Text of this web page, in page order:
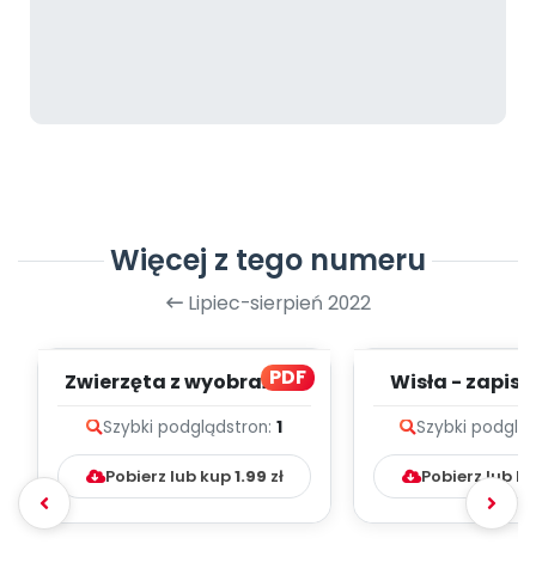
Więcej z tego numeru
Lipiec-sierpień 2022
PDF
Zwierzęta z wyobraźni -
Szybki podglądstron: 1
Pobierz lub kup1.99 zł
Wisła - zapis
Szybki
Pobierz lub